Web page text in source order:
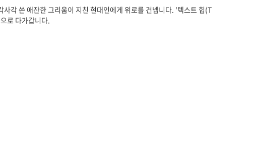
각 쓴 애잔한 그리움이 지친 현대인에게 위로를 건넵니다. '텍스트 힙(T
로 다가갑니다.